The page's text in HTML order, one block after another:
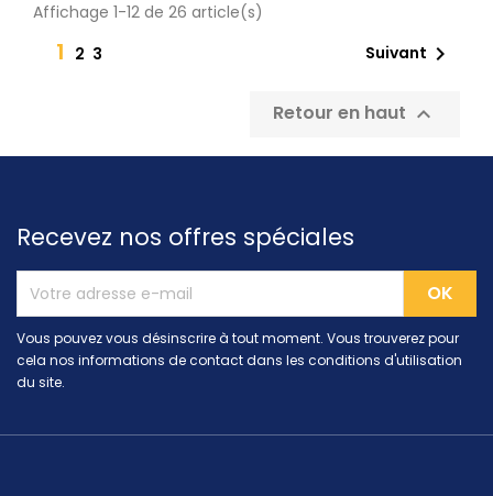
Affichage 1-12 de 26 article(s)
1 2 3 Suivant 
Retour en haut 
Recevez nos offres spéciales
Vous pouvez vous désinscrire à tout moment. Vous trouverez pour
cela nos informations de contact dans les conditions d'utilisation
du site.